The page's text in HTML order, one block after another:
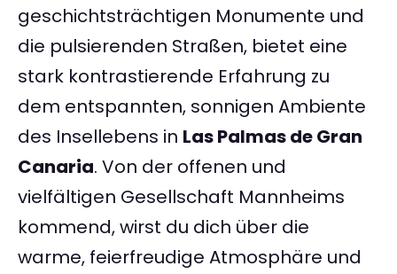
geschichtsträchtigen Monumente und
die pulsierenden Straßen, bietet eine
stark kontrastierende Erfahrung zu
dem entspannten, sonnigen Ambiente
des Insellebens in Las Palmas de Gran
Canaria. Von der offenen und
vielfältigen Gesellschaft Mannheims
kommend, wirst du dich über die
warme, feierfreudige Atmosphäre und